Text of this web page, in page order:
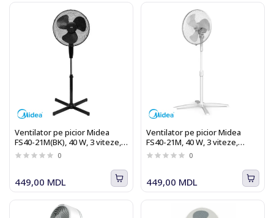
Ventilator pe picior Midea
FS40-21M(BK), 40 W, 3 viteze,
oscilatie, negru
0
449,00 MDL
Ventilator pe picior Midea
FS40-21M, 40 W, 3 viteze,
oscilatie, alb0
449,00 MDL